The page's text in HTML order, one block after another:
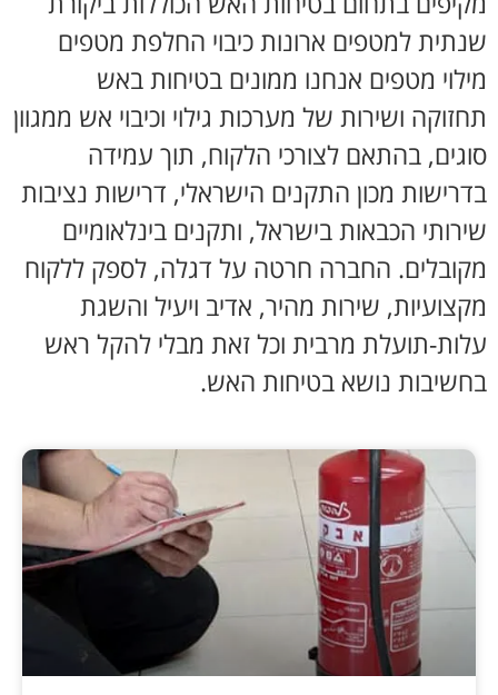
שנתית למטפים ארונות כיבוי החלפת מטפים
מילוי מטפים אנחנו ממונים בטיחות באש
תחזוקה ושירות של מערכות גילוי וכיבוי אש ממגוון
סוגים, בהתאם לצורכי הלקוח, תוך עמידה
בדרישות מכון התקנים הישראלי, דרישות נציבות
שירותי הכבאות בישראל, ותקנים בינלאומיים
מקובלים. החברה חרטה על דגלה, לספק ללקוח
מקצועיות, שירות מהיר, אדיב ויעיל והשגת
עלות-תועלת מרבית וכל זאת מבלי להקל ראש
בחשיבות נושא בטיחות האש.